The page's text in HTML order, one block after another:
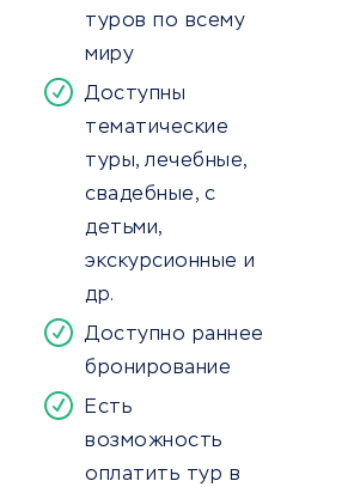
туров по всему
миру
Доступны
тематические
туры, лечебные,
свадебные, с
детьми,
экскурсионные и
др.
Доступно раннее
бронирование
Есть
возможность
оплатить тур в